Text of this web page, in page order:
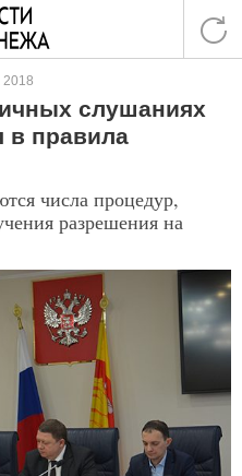
2018
слушаниях
в правила
числа процедур,
разрешения на